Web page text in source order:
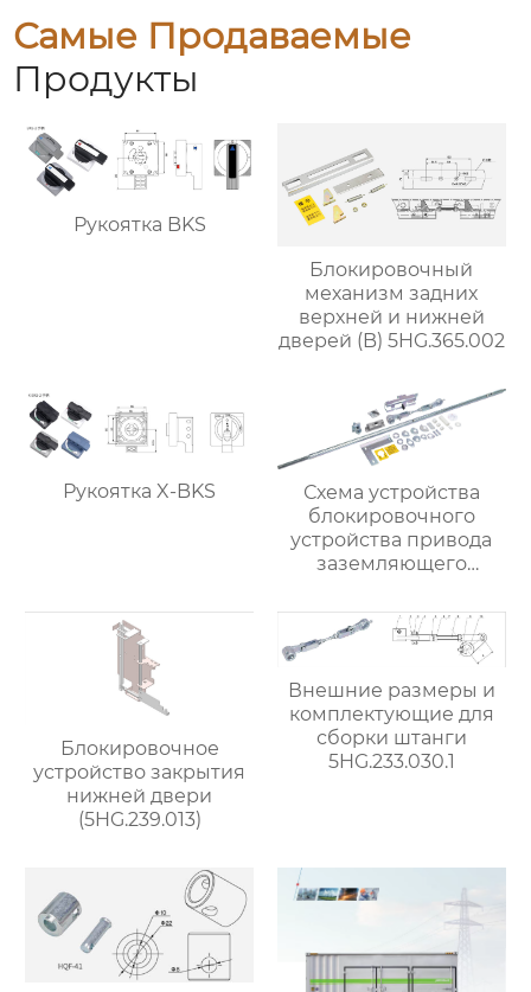
Самые Продаваемые
Продукты
Рукоятка BKS
Блокировочный
механизм задних
верхней и нижней
дверей (B) 5HG.365.002
Рукоятка X-BKS
Схема устройства
блокировочного
устройства привода
заземляющего
привода с помощью
рычажного
5HG.363.010.1
Блокировочное
устройство закрытия
нижней двери
(5HG.239.013)
Внешние размеры и
комплектующие для
сборки штанги
5HG.233.030.1